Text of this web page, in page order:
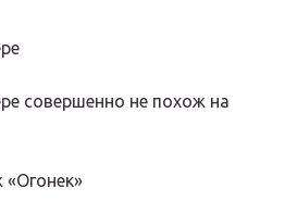
совершенно не похож на